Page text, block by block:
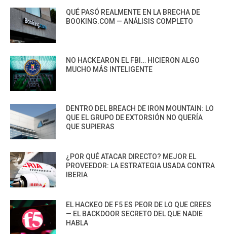
QUÉ PASÓ REALMENTE EN LA BRECHA DE
BOOKING.COM — ANÁLISIS COMPLETO
NO HACKEARON EL FBI… HICIERON ALGO
MUCHO MÁS INTELIGENTE
DENTRO DEL BREACH DE IRON MOUNTAIN: LO
QUE EL GRUPO DE EXTORSIÓN NO QUERÍA
QUE SUPIERAS
¿POR QUÉ ATACAR DIRECTO? MEJOR EL
PROVEEDOR: LA ESTRATEGIA USADA CONTRA
IBERIA
EL HACKEO DE F5 ES PEOR DE LO QUE CREES
— EL BACKDOOR SECRETO DEL QUE NADIE
HABLA